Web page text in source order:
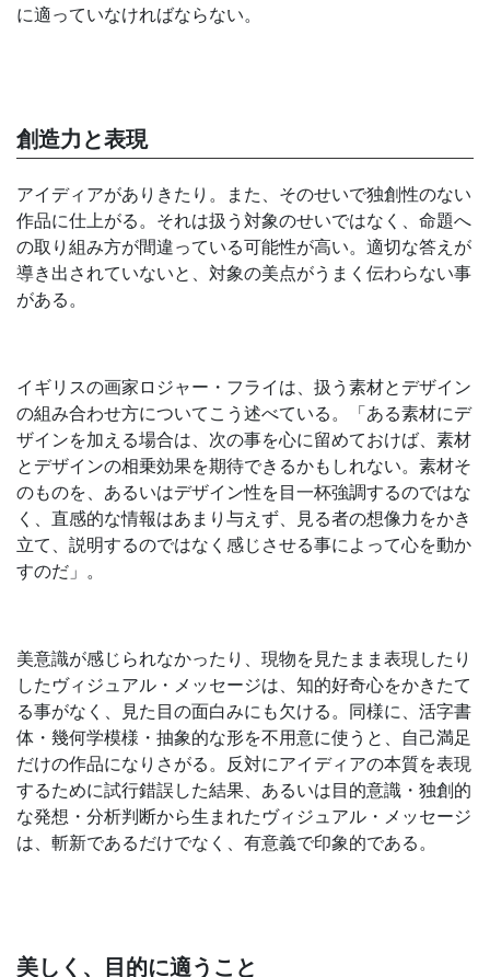
に適っていなければならない。
創造力と表現
アイディアがありきたり。また、そのせいで独創性のない
作品に仕上がる。それは扱う対象のせいではなく、命題へ
の取り組み方が間違っている可能性が高い。適切な答えが
導き出されていないと、対象の美点がうまく伝わらない事
がある。
イギリスの画家ロジャー・フライは、扱う素材とデザイン
の組み合わせ方についてこう述べている。「ある素材にデ
ザインを加える場合は、次の事を心に留めておけば、素材
とデザインの相乗効果を期待できるかもしれない。素材そ
のものを、あるいはデザイン性を目一杯強調するのではな
く、直感的な情報はあまり与えず、見る者の想像力をかき
立て、説明するのではなく感じさせる事によって心を動か
すのだ」。
美意識が感じられなかったり、現物を見たまま表現したり
したヴィジュアル・メッセージは、知的好奇心をかきたて
る事がなく、見た目の面白みにも欠ける。同様に、活字書
体・幾何学模様・抽象的な形を不用意に使うと、自己満足
だけの作品になりさがる。反対にアイディアの本質を表現
するために試行錯誤した結果、あるいは目的意識・独創的
な発想・分析判断から生まれたヴィジュアル・メッセージ
は、斬新であるだけでなく、有意義で印象的である。
美しく、目的に適うこと